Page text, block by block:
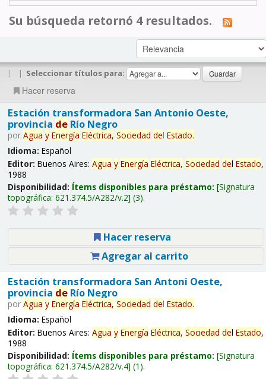
Su búsqueda retornó 4 resultados.
| | Seleccionar títulos para:
Hacer reserva
Estación transformadora San Antonio Oeste,
provincia deRío Negro
por Agua y Energía Eléctrica, Sociedad del Estado.
Idioma: Español
Editor: Buenos Aires: Agua y Energía Eléctrica, Sociedad del Estado,
1988
Disponibilidad: Ítems disponibles para préstamo: Signatura
topográfica: 621.374.5/A282/v.2 (3).
Hacer reserva
Agregar al carrito
Estación transformadora San Antoni Oeste,
provincia deRío Negro
por Agua y Energía Eléctrica, Sociedad del Estado.
Idioma: Español
Editor: Buenos Aires: Agua y Energía Eléctrica, Sociedad del Estado,
1988
Disponibilidad: Ítems disponibles para préstamo: Signatura
topográfica: 621.374.5/A282/v.4 (1).